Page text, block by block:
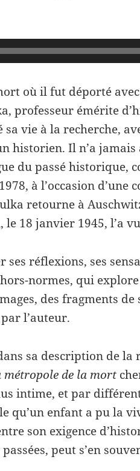
où il fut déporté
professeur émérite
vie à la recherche,
historien. Il n’a jamais
du passé historique,
à l’occasion d’une
retourne à
18 janvier 1945, l’a
réflexions, ses
normes, qui
des fragments de
l’auteur.
sa description de la
métropole de la mort
intime, et par
qu’un enfant a pu la
son exigence
peut s’en